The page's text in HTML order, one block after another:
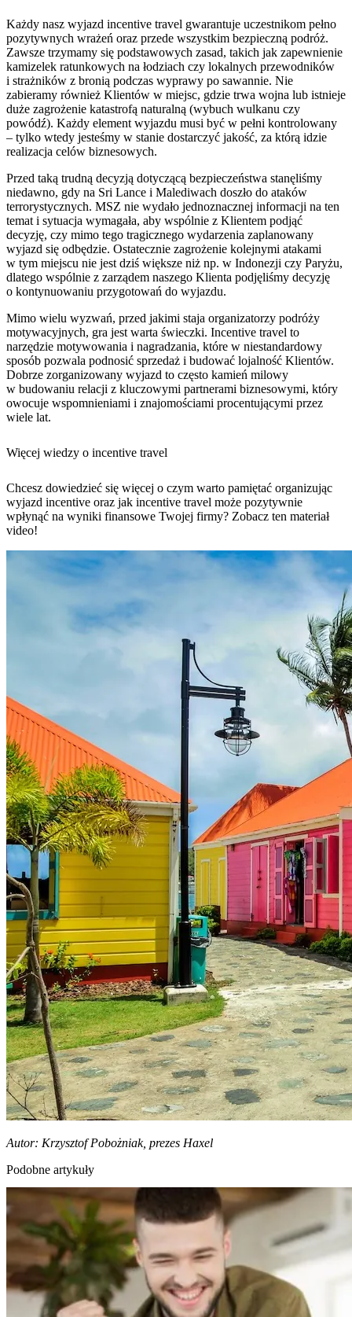
Każdy nasz wyjazd incentive travel gwarantuje uczestnikom pełno
pozytywnych wrażeń oraz przede wszystkim bezpieczną podróż.
Zawsze trzymamy się podstawowych zasad, takich jak zapewnienie
kamizelek ratunkowych na łodziach czy lokalnych przewodników
i strażników z bronią podczas wyprawy po sawannie. Nie
zabieramy również Klientów w miejsc, gdzie trwa wojna lub istnieje
duże zagrożenie katastrofą naturalną (wybuch wulkanu czy
powódź). Każdy element wyjazdu musi być w pełni kontrolowany
– tylko wtedy jesteśmy w stanie dostarczyć jakość, za którą idzie
realizacja celów biznesowych.
Przed taką trudną decyzją dotyczącą bezpieczeństwa stanęliśmy
niedawno, gdy na Sri Lance i Malediwach doszło do ataków
terrorystycznych. MSZ nie wydało jednoznacznej informacji na ten
temat i sytuacja wymagała, aby wspólnie z Klientem podjąć
decyzję, czy mimo tego tragicznego wydarzenia zaplanowany
wyjazd się odbędzie. Ostatecznie zagrożenie kolejnymi atakami
w tym miejscu nie jest dziś większe niż np. w Indonezji czy Paryżu,
dlatego wspólnie z zarządem naszego Klienta podjęliśmy decyzję
o kontynuowaniu przygotowań do wyjazdu.
Mimo wielu wyzwań, przed jakimi staja organizatorzy podróży
motywacyjnych, gra jest warta świeczki. Incentive travel to
narzędzie motywowania i nagradzania, które w niestandardowy
sposób pozwala podnosić sprzedaż i budować lojalność Klientów.
Dobrze zorganizowany wyjazd to często kamień milowy
w budowaniu relacji z kluczowymi partnerami biznesowymi, który
owocuje wspomnieniami i znajomościami procentującymi przez
wiele lat.
Więcej wiedzy o incentive travel
Chcesz dowiedzieć się więcej o czym warto pamiętać organizując
wyjazd incentive oraz jak incentive travel może pozytywnie
wpłynąć na wyniki finansowe Twojej firmy? Zobacz ten materiał
video!
Autor: Krzysztof Pobożniak, prezes Haxel
Podobne artykuły